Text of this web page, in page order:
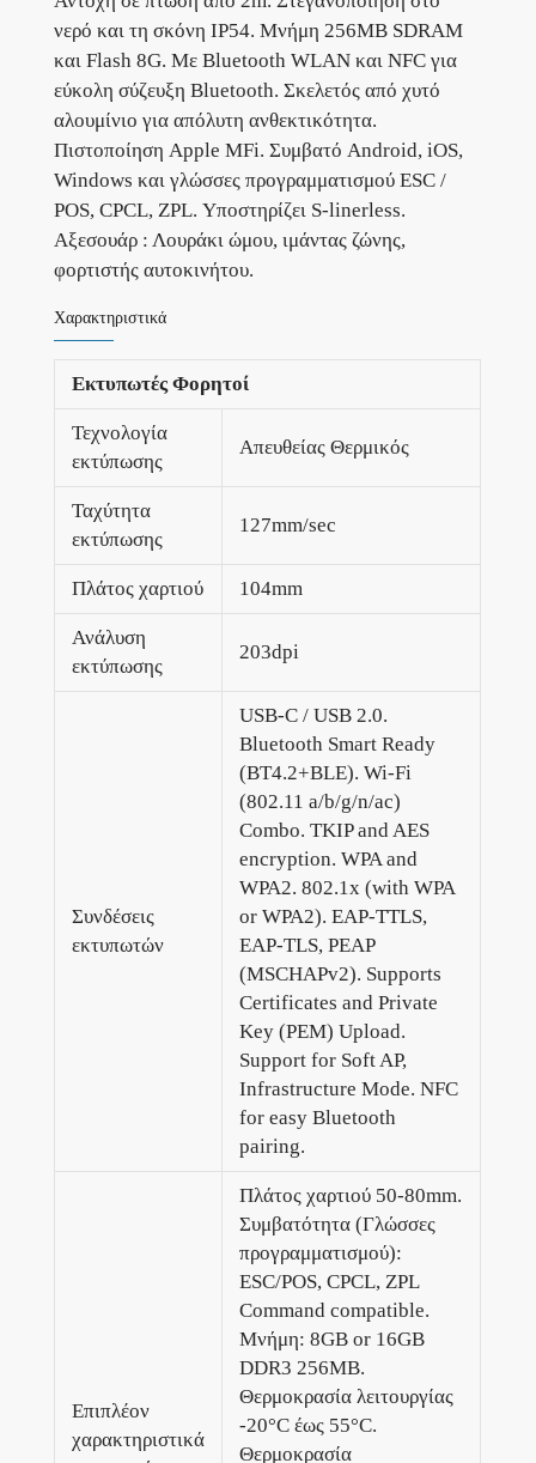
νερό και τη σκόνη IP54. Μνήμη 256MB SDRAM
και Flash 8G. Με Bluetooth WLAN και NFC για
εύκολη σύζευξη Bluetooth. Σκελετός από χυτό
αλουμίνιο για απόλυτη ανθεκτικότητα.
Πιστοποίηση Apple MFi. Συμβατό Android, iOS,
Windows και γλώσσες προγραμματισμού ESC /
POS, CPCL, ZPL. Υποστηρίζει S-linerless.
Αξεσουάρ : Λουράκι ώμου, ιμάντας ζώνης,
φορτιστής αυτοκινήτου.
Χαρακτηριστικά
Εκτυπωτές Φορητοί
Τεχνολογία
εκτύπωσης
Απευθείας Θερμικός
Ταχύτητα
εκτύπωσης
127mm/sec
Πλάτος χαρτιού 104mm
Ανάλυση
εκτύπωσης
203dpi
Συνδέσεις
εκτυπωτών
USB-C / USB 2.0.
Bluetooth Smart Ready
(BT4.2+BLE). Wi-Fi
(802.11 a/b/g/n/ac)
Combo. TKIP and AES
encryption. WPA and
WPA2. 802.1x (with WPA
or WPA2). EAP-TTLS,
EAP-TLS, PEAP
(MSCHAPv2). Supports
Certificates and Private
Key (PEM) Upload.
Support for Soft AP,
Infrastructure Mode. NFC
for easy Bluetooth
pairing.
Επιπλέον
χαρακτηριστικά
Πλάτος χαρτιού 50-80mm.
Συμβατότητα (Γλώσσες
προγραμματισμού):
ESC/POS, CPCL, ZPL
Command compatible.
Μνήμη: 8GB or 16GB
DDR3 256MB.
Θερμοκρασία λειτουργίας
-20°C έως 55°C.
Θερμοκρασία